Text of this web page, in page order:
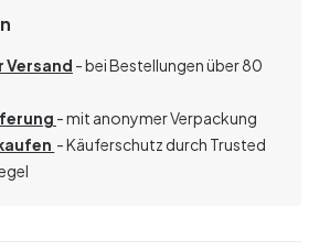
Versand - bei Bestellungen über 80
- mit anonymer Verpackung
- Käuferschutz durch Trusted